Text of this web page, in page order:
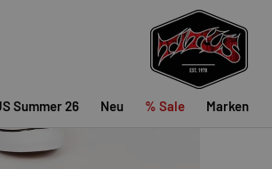
Summer 26 Neu % Sale Marken